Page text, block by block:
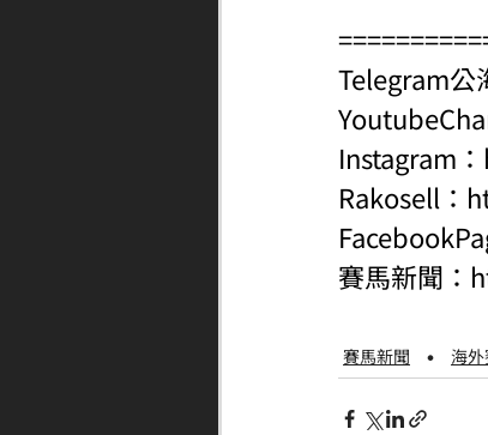
Telegram公
Instagram：
Rakosell：
賽馬新聞：
賽馬新聞 海